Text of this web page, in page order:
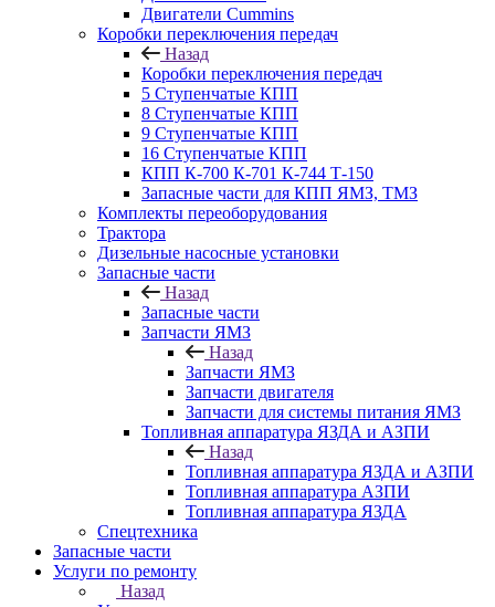
Двигатели Cummins
Коробки переключения передач
Назад
Коробки переключения передач
5 Ступенчатые КПП
8 Ступенчатые КПП
9 Ступенчатые КПП
16 Ступенчатые КПП
КПП К-700 К-701 К-744 Т-150
Запасные части для КПП ЯМЗ, ТМЗ
Комплекты переоборудования
Трактора
Дизельные насосные установки
Запасные части
Назад
Запасные части
Запчасти ЯМЗ
Назад
Запчасти ЯМЗ
Запчасти двигателя
Запчасти для системы питания ЯМЗ
Топливная аппаратура ЯЗДА и АЗПИ
Назад
Топливная аппаратура ЯЗДА и АЗПИ
Топливная аппаратура АЗПИ
Топливная аппаратура ЯЗДА
Спецтехника
Запасные части
Услуги по ремонту
Назад